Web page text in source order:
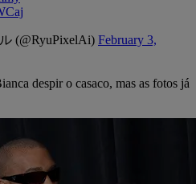
(@RyuPixelAi) February 3,
despir o casaco, mas as fotos já